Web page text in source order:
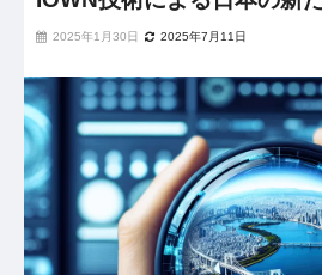
2025年1月30日 2025年7月11日